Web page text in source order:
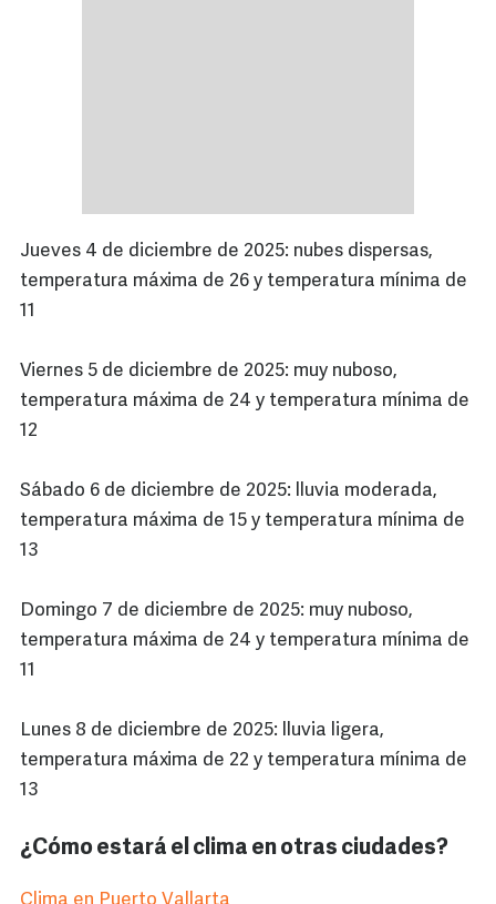
Jueves 4 de diciembre de 2025: nubes dispersas,
temperatura máxima de 26 y temperatura mínima de
11
Viernes 5 de diciembre de 2025: muy nuboso,
temperatura máxima de 24 y temperatura mínima de
12
Sábado 6 de diciembre de 2025: lluvia moderada,
temperatura máxima de 15 y temperatura mínima de
13
Domingo 7 de diciembre de 2025: muy nuboso,
temperatura máxima de 24 y temperatura mínima de
11
Lunes 8 de diciembre de 2025: lluvia ligera,
temperatura máxima de 22 y temperatura mínima de
13
¿Cómo estará el clima en otras ciudades?